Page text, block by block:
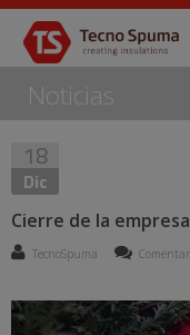
Español
Català
Français
Deutsch
Noticias
18
Dic
Cierre de la
TecnoSpuma